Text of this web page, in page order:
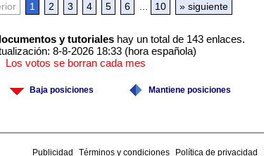
1 2 3 4 5 6 10 » siguiente
y tutorialeshay un total de 143 enlaces.
8-8-2026 18:33 (hora española)
Los votos se borran cada mes
Baja posiciones Mantiene posiciones
Publicidad Términos y condiciones Política de privacidad